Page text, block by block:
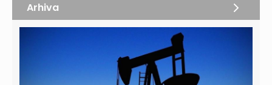
Arhiva